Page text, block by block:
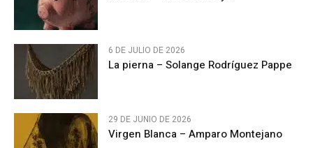
6 DE JULIO DE 2026
La pierna – Solange Rodríguez Pappe
29 DE JUNIO DE 2026
Virgen Blanca – Amparo Montejano